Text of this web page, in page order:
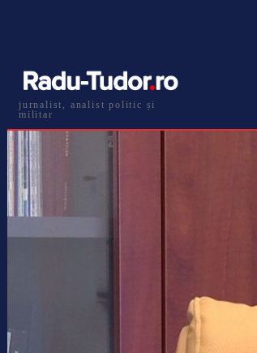
jurnalist, analist politic și
militar